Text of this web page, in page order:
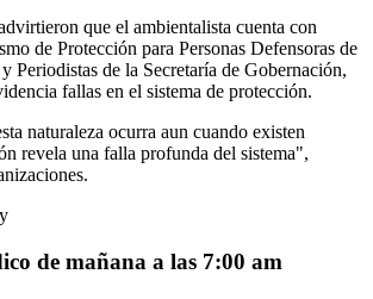
que el ambientalista cuenta con
de Protección para Personas Defensoras de
Periodistas de la Secretaría de Gobernación,
fallas en el sistema de protección.
naturaleza ocurra aun cuando existen
revela una falla profunda del sistema",
de mañana a las 7:00 am